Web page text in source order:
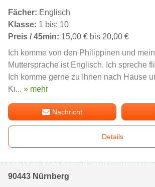
Fächer: Englisch
Klasse: 1 bis: 10
Preis / 45min: 15,00 € bis 20,00 €
Ich komme von den Philippinen und
Muttersprache ist Englisch. Ich spreche
Ich komme gerne zu Ihnen nach Hause
Ki... » mehr
Nachricht
Details
90443 Nürnberg